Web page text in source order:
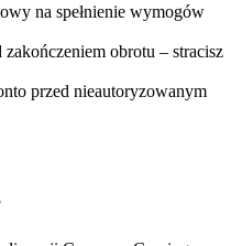
na spełnienie wymogów
obrotu – stracisz
przed nieautoryzowanym